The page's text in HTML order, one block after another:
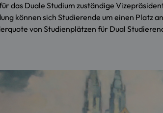
das Duale Studium zuständige
können sich Studierende um einen Platz
von Studienplätzen für Dual